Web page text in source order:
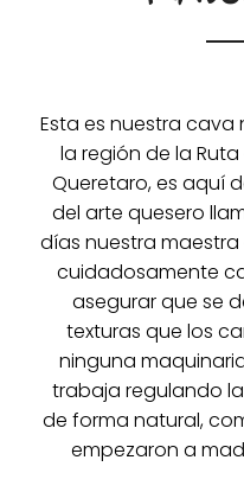
Esta es nuestra cava
la región de la
Queretaro, es aquí
del arte quesero
días nuestra maestra
cuidadosamente
asegurar que se
texturas que los
ninguna
trabaja regulando
de forma natural,
empezaron a